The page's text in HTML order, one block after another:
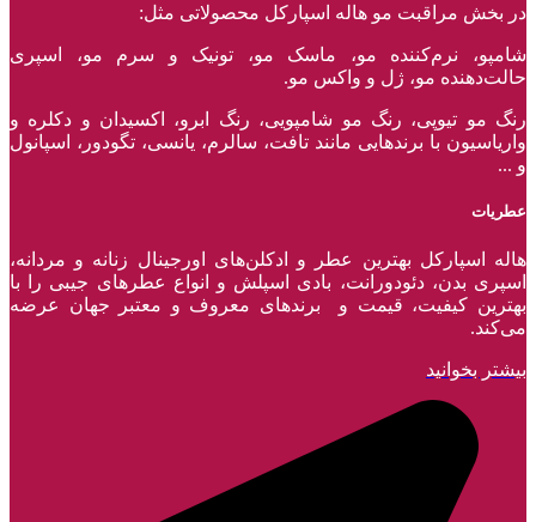
در بخش مراقبت مو هاله اسپارکل محصولاتی مثل:
شامپو، نرم‌کننده مو، ماسک مو، تونیک و سرم مو، اسپری
حالت‌دهنده مو، ژل و واکس مو.
رنگ مو تیوپی، رنگ مو شامپویی، رنگ ابرو، اکسیدان و دکلره و
واریاسیون با برند‌هایی مانند تافت، سالرم، یانسی، تگودور، اسپانول
و ...
عطریات
هاله اسپارکل بهترین عطر و ادکلن‌های اورجینال زنانه و مردانه،
اسپری بدن، دئودورانت، بادی اسپلش و انواع عطر‌های جیبی را با
بهترین کیفیت، قیمت و برندهای معروف و معتبر جهان عرضه
می‌کند.
بیشتر بخوانید